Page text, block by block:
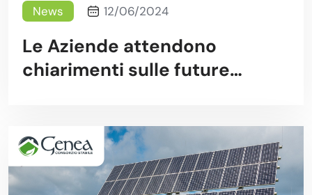
News 12/06/2024
Le Aziende attendono
chiarimenti sulle future